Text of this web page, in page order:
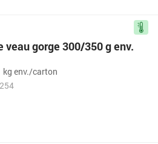
veau gorge 300/350 g env.
kg env./carton